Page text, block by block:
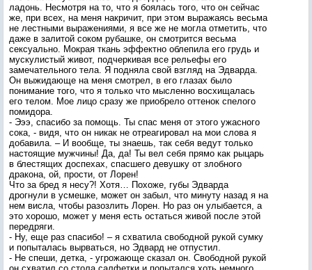
ладонь. Несмотря на то, что я боялась того, что он сейчас
же, при всех, на меня накричит, при этом выражаясь весьма
не лестными выражениями, я все же не могла отметить, что
даже в залитой соком рубашке, он смотрится весьма
сексуально. Мокрая ткань эффектно облепила его грудь и
мускулистый живот, подчеркивая все рельефы его
замечательного тела. Я подняла свой взгляд на Эдварда.
Он выжидающе на меня смотрел, в его глазах было
понимание того, что я только что мысленно восхищалась
его телом. Мое лицо сразу же приобрело оттенок спелого
помидора.
- Эээ, спасибо за помощь. Ты спас меня от этого ужасного
сока, - видя, что он никак не отреагировал на мои слова я
добавила. – И вообще, ты знаешь, так себя ведут только
настоящие мужчины! Да, да! Ты вел себя прямо как рыцарь
в блестящих доспехах, спасшего девушку от злобного
дракона, ой, прости, от Лорен!
Что за бред я несу?! Хотя… Похоже, губы Эдварда
дрогнули в усмешке, может он забыл, что минуту назад я на
нем висла, чтобы разозлить Лорен. Но раз он улыбается, а
это хорошо, может у меня есть остаться живой после этой
передряги.
- Ну, еще раз спасибо! – я схватила свободной рукой сумку
и попыталась вырваться, но Эдвард не отпустил.
- Не спеши, детка, - угрожающе сказал он. Свободной рукой